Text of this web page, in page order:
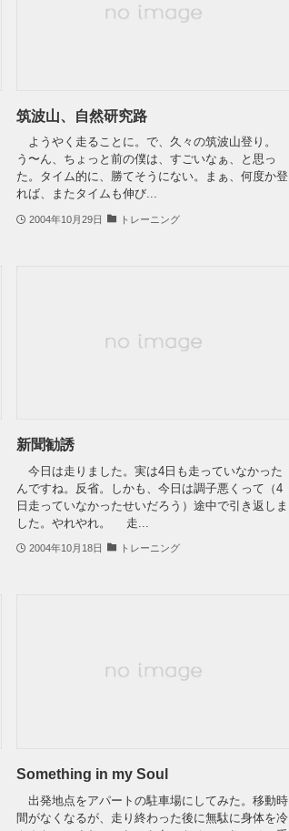
筑波山、自然研究路
ようやく走ることに。で、久々の筑波山登り。
う〜ん、ちょっと前の僕は、すごいなぁ、と思っ
た。タイム的に、勝てそうにない。まぁ、何度か登
れば、またタイムも伸び...
2004年10月29日 トレーニング
新聞勧誘
今日は走りました。実は4日も走っていなかった
んですね。反省。しかも、今日は調子悪くって（4
日走っていなかったせいだろう）途中で引き返しま
した。やれやれ。 走...
2004年10月18日 トレーニング
Something in my Soul
出発地点をアパートの駐車場にしてみた。移動時
間がなくなるが、走り終わった後に無駄に身体を冷